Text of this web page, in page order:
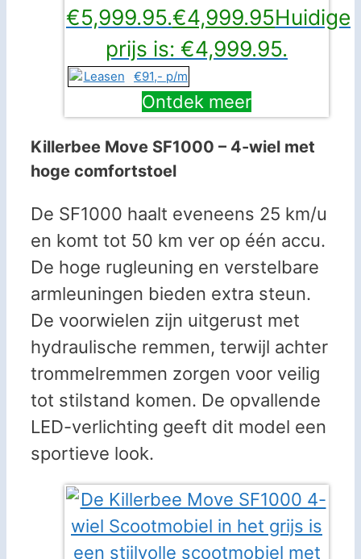
€5,999.95.€4,999.95Huidige
prijs is: €4,999.95.
€91,- p/m
Ontdek meer
Killerbee Move SF1000 – 4-wiel met
hoge comfortstoel
De SF1000 haalt eveneens 25 km/u
en komt tot 50 km ver op één accu.
De hoge rugleuning en verstelbare
armleuningen bieden extra steun.
De voorwielen zijn uitgerust met
hydraulische remmen, terwijl achter
trommelremmen zorgen voor veilig
tot stilstand komen. De opvallende
LED-verlichting geeft dit model een
sportieve look.